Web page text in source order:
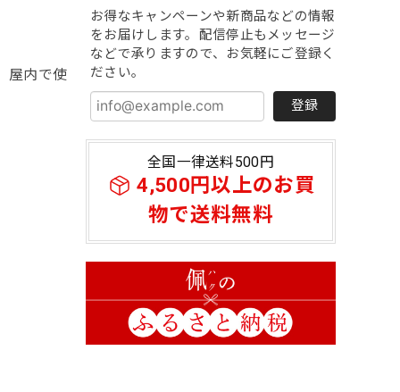
お得なキャンペーンや新商品などの情報
をお届けします。配信停止もメッセージ
などで承りますので、お気軽にご登録く
ださい。
登録
全国一律送料500円
4,500円以上のお買
物で送料無料
屋内で使